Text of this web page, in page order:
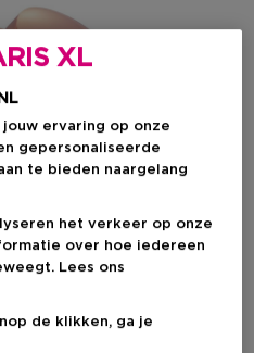
Op voorraad
XL
ervaring op onze
gepersonaliseerde
te bieden naargelang
het verkeer op onze
over hoe iedereen
Lees ons
de klikken, ga je